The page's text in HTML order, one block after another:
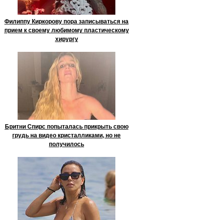
Филиппу Киркорову пора записываться на
прием к своему любимому пластическому
хирургу
Бритни Спирс попыталась прикрыть свою
грудь на видео кристалликами, но не
получилось